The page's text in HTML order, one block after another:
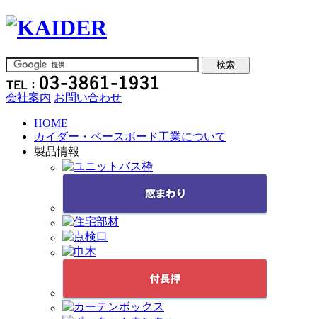
会社案内 お問い合わせ
HOME
カイダー・ベースボード工業について
製品情報